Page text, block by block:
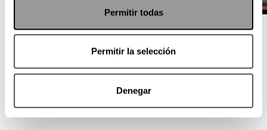
Permitir todas
Permitir la selección
Denegar